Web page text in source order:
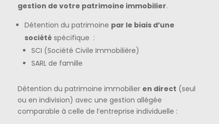
gestion de votre patrimoine immobilier.
Détention du patrimoine par le biais d’une
sociétéspécifique :
SCI (Société Civile Immobilière)
SARL de famille
Détention du patrimoine immobilier en direct (seul
ou en indivision) avec une gestion allégée
comparable à celle de l’entreprise individuelle :